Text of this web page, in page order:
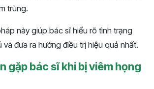
trùng.
này giúp bác sĩ hiểu rõ tình trạng
và đưa ra hướng điều trị hiệu quả nhất.
gặp bác sĩ khi bị viêm họng